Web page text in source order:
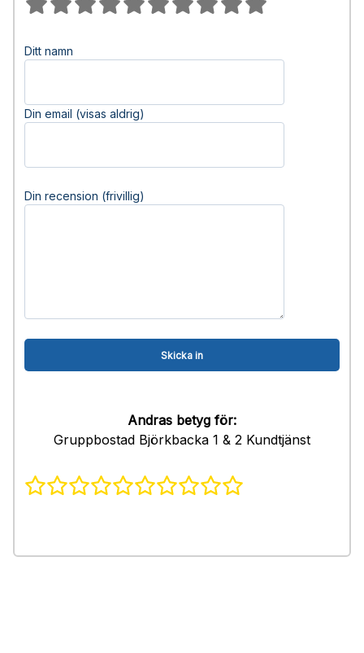
Ditt namn
Din email (visas aldrig)
Din recension (frivillig)
Andras betyg för:
Gruppbostad Björkbacka 1 & 2 Kundtjänst